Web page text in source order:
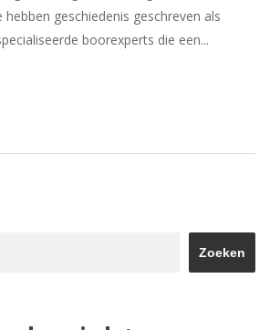
geschiedenis geschreven als
boorexperts die een...
Zoeken